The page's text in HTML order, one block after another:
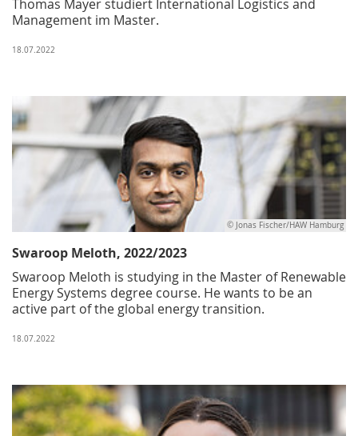
Thomas Mayer studiert International Logistics and
Management im Master.
18.07.2022
© Jonas Fischer/HAW Hamburg
Swaroop Meloth, 2022/2023
Swaroop Meloth is studying in the Master of Renewable
Energy Systems degree course. He wants to be an
active part of the global energy transition.
18.07.2022